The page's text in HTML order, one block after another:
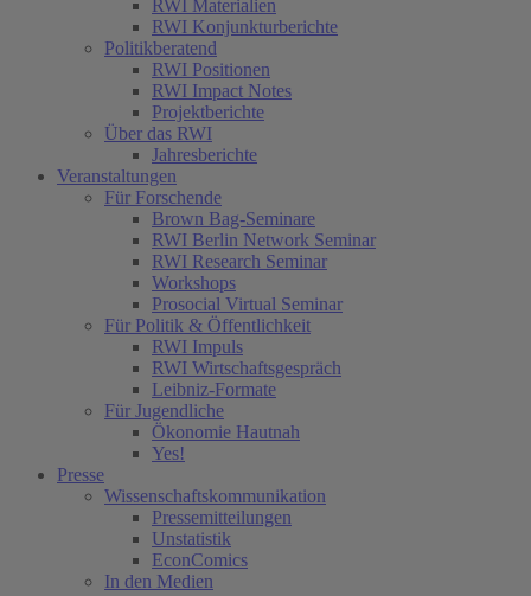
RWI Materialien
RWI Konjunkturberichte
Politikberatend
RWI Positionen
RWI Impact Notes
Projektberichte
Über das RWI
Jahresberichte
Veranstaltungen
Für Forschende
Brown Bag-Seminare
RWI Berlin Network Seminar
RWI Research Seminar
Workshops
Prosocial Virtual Seminar
Für Politik & Öffentlichkeit
RWI Impuls
RWI Wirtschaftsgespräch
Leibniz-Formate
Für Jugendliche
Ökonomie Hautnah
Yes!
Presse
Wissenschaftskommunikation
Pressemitteilungen
Unstatistik
EconComics
In den Medien